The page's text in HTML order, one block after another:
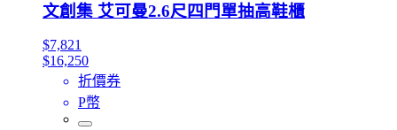
文創集 艾可曼2.6尺四門單抽高鞋櫃
$7,821
$16,250
折價券
P幣